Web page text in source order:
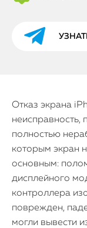
Отказ экрана
неисправность,
полностью
которым экран
основным:
дисплейного
контроллера
поврежден,
могли вывести